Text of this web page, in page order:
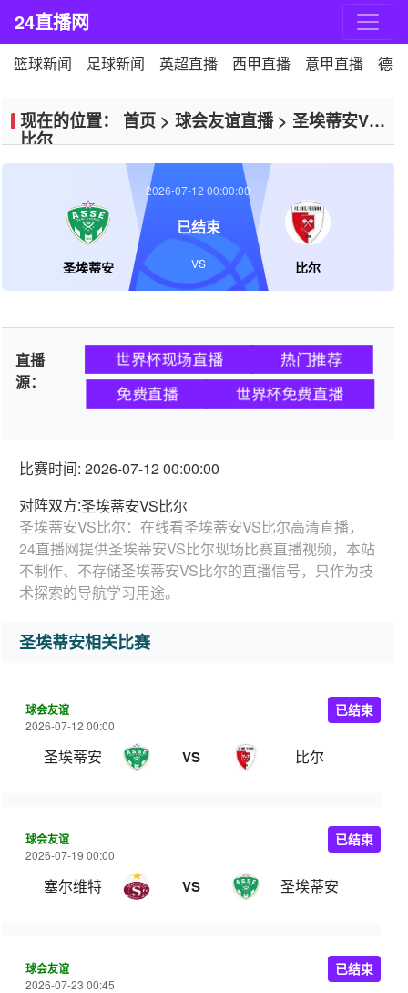
24直播网
篮球新闻 足球新闻 英超直播 西甲直播 意甲直播 德
现在的位置： 首页 > 球会友谊直播> 圣埃蒂安VS
比尔
圣埃蒂安 比尔
2026-07-12 00:00:00
已结束
VS
直播
源：
世界杯现场直播
热门推荐
免费直播
世界杯免费直播
比赛时间: 2026-07-12 00:00:00
对阵双方:圣埃蒂安VS比尔
圣埃蒂安VS比尔：在线看圣埃蒂安VS比尔高清直播，
24直播网提供圣埃蒂安VS比尔现场比赛直播视频，本站
不制作、不存储圣埃蒂安VS比尔的直播信号，只作为技
术探索的导航学习用途。
圣埃蒂安相关比赛
球会友谊
2026-07-12 00:00
圣埃蒂安 VS 比尔
已结束
球会友谊
2026-07-19 00:00
塞尔维特 VS 圣埃蒂安
已结束
球会友谊
2026-07-23 00:45
已结束